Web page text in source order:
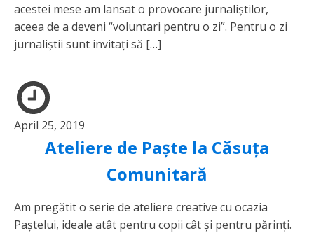
acestei mese am lansat o provocare jurnaliștilor,
aceea de a deveni “voluntari pentru o zi”. Pentru o zi
jurnaliștii sunt invitați să […]
April 25, 2019
Ateliere de Paște la Căsuța
Comunitară
Am pregătit o serie de ateliere creative cu ocazia
Paștelui, ideale atât pentru copii cât și pentru părinți.